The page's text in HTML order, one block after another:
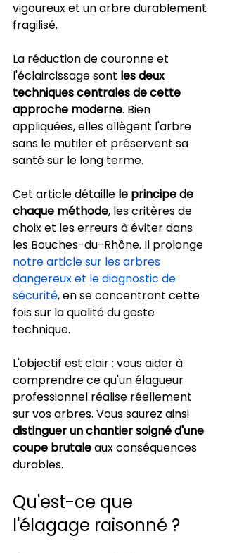
vigoureux et un arbre durablement
fragilisé.
La réduction de couronne et
l'éclaircissage sont les deux
techniques centrales de cette
approche moderne. Bien
appliquées, elles allègent l'arbre
sans le mutiler et préservent sa
santé sur le long terme.
Cet article détaille le principe de
chaque méthode, les critères de
choix et les erreurs à éviter dans
les Bouches-du-Rhône. Il prolonge
notre article sur les arbres
dangereux et le diagnostic de
sécurité, en se concentrant cette
fois sur la qualité du geste
technique.
L'objectif est clair : vous aider à
comprendre ce qu'un élagueur
professionnel réalise réellement
sur vos arbres. Vous saurez ainsi
distinguer un chantier soigné d'une
coupe brutale aux conséquences
durables.
Qu'est-ce que
l'élagage raisonné ?